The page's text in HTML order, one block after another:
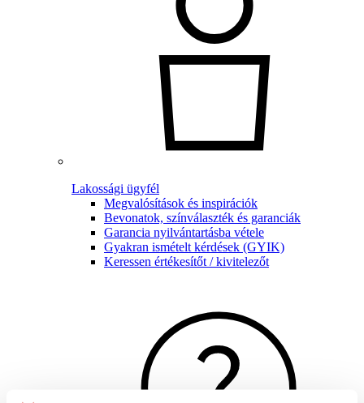
Lakossági ügyfél
Megvalósítások és inspirációk
Bevonatok, színválaszték és garanciák
Garancia nyilvántartásba vétele
Gyakran ismételt kérdések (GYIK)
Keressen értékesítőt / kivitelezőt